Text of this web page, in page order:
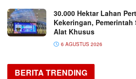
30.000 Hektar Lahan
Kekeringan,
Alat Khusus
6 AGUSTUS 2026
BERITA TRENDING